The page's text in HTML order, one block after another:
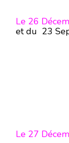
Le 26
et du 23
Le 27